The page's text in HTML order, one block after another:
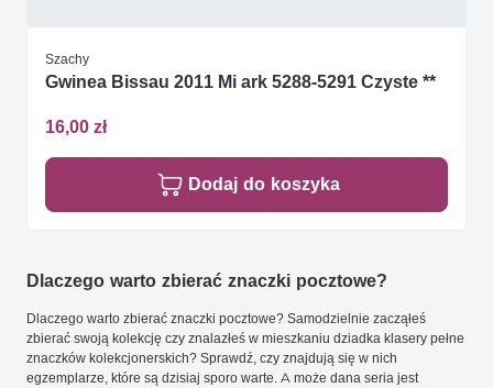
Szachy
Gwinea Bissau 2011 Mi ark 5288-5291 Czyste **
16,00 zł
Dodaj do koszyka
Dlaczego warto zbierać znaczki pocztowe?
Dlaczego warto zbierać znaczki pocztowe? Samodzielnie zacząłeś
zbierać swoją kolekcję czy znalazłeś w mieszkaniu dziadka klasery pełne
znaczków kolekcjonerskich? Sprawdź, czy znajdują się w nich
egzemplarze, które są dzisiaj sporo warte. A może dana seria jest